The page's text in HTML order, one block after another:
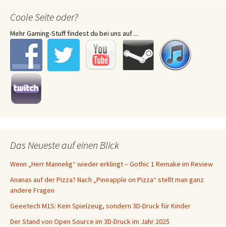
Coole Seite oder?
Mehr Gaming-Stuff findest du bei uns auf ...
Das Neueste auf einen Blick
Wenn „Herr Mannelig“ wieder erklingt – Gothic 1 Remake im Review
Ananas auf der Pizza? Nach „Pineapple on Pizza“ stellt man ganz
andere Fragen
Geeetech M1S: Kein Spielzeug, sondern 3D-Druck für Kinder
Der Stand von Open Source im 3D-Druck im Jahr 2025